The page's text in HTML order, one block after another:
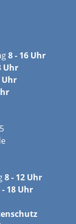
8 - 16 Uhr
Uhr
Uhr
8 - 12 Uhr
- 18 Uhr